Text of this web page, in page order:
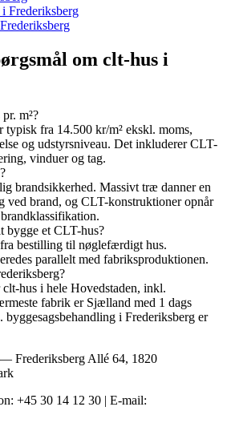
Frederiksberg
om clt-hus i
m²?
typisk fra 14.500 kr/m² ekskl. moms,
og udstyrsniveau. Det inkluderer CLT-
vinduer og tag.
brandsikkerhed. Massivt træ danner en
ved brand, og CLT-konstruktioner opnår
bygge et CLT-hus?
bestilling til nøglefærdigt hus.
parallelt med fabriksproduktionen.
hus i hele Hovedstaden, inkl.
fabrik er Sjælland med 1 dags
byggesagsbehandling i Frederiksberg er
Frederiksberg Allé 64, 1820
+45 30 14 12 30 | E-mail: